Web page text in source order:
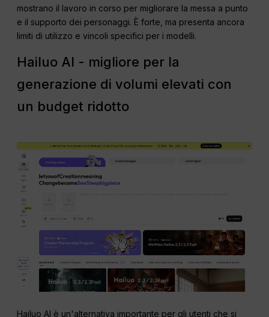
mostrano il lavoro in corso per migliorare la messa a punto
e il supporto dei personaggi. È forte, ma presenta ancora
limiti di utilizzo e vincoli specifici per i modelli.
Hailuo AI - migliore per la
generazione di volumi elevati con
un budget ridotto
Hailuo AI è un'alternativa importante per gli utenti che si